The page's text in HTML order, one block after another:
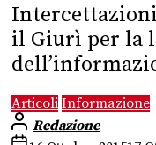
il Giurì per la
Articoli Informazione
Redazione